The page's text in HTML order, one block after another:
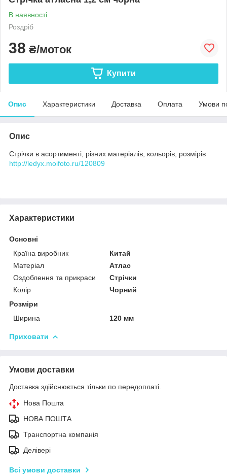
В наявності
Роздріб
38 ₴/моток
Купити
Опис Характеристики Доставка Оплата Умови
Опис
Стрічки в асортименті, різних матеріалів, кольорів, розмірів
http://ledyx.moifoto.ru/120809
Характеристики
Основні
Країна виробник
Китай
Матеріал
Атлас
Оздоблення та прикраси
Стрічки
Колір
Чорний
Розміри
Ширина
120 мм
Приховати
Умови доставки
Доставка здійснюється тільки по передоплаті.
Нова Пошта
НОВА ПОШТА
Транспортна компанія
Делівері
Всі умови доставки